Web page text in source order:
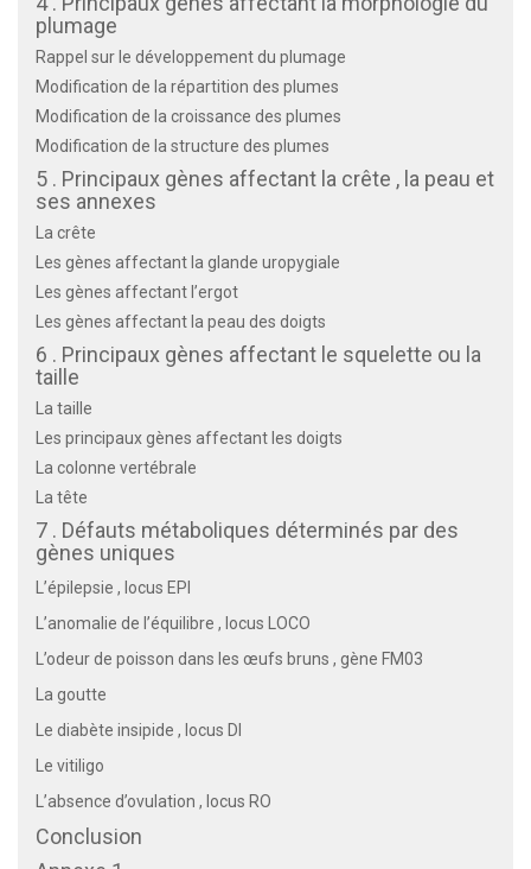
plumage
Rappel sur le développement du plumage
Modification de la répartition des plumes
Modification de la croissance des plumes
Modification de la structure des plumes
5 . Principaux gènes affectant la crête , la peau et
ses annexes
La crête
Les gènes affectant la glande uropygiale
Les gènes affectant l’ergot
Les gènes affectant la peau des doigts
6 . Principaux gènes affectant le squelette ou la
taille
La taille
Les principaux gènes affectant les doigts
La colonne vertébrale
La tête
7 . Défauts métaboliques déterminés par des
gènes uniques
L’épilepsie , locus EPI
L’anomalie de l’équilibre , locus LOCO
L’odeur de poisson dans les œufs bruns , gène FM03
La goutte
Le diabète insipide , locus DI
Le vitiligo
L’absence d’ovulation , locus RO
Conclusion